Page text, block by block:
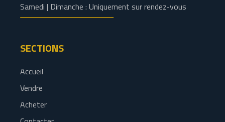
Samedi | Dimanche : Uniquement sur rendez-vous
SECTIONS
Accueil
Vendre
Acheter